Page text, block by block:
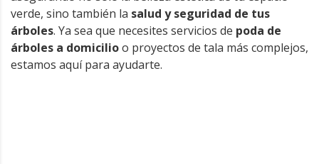
verde, sino también la salud y seguridad de tus
árboles. Ya sea que necesites servicios de poda de
árboles a domicilioo proyectos de tala más complejos,
estamos aquí para ayudarte.